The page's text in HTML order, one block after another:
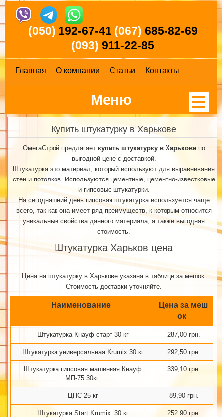
(050) 192-67-41 (067) 685-82-69
(093) 911-22-85
Главная О компании Статьи Контакты
Меню
Купить штукатурку в Харькове
ОмегаСтрой предлагает купить штукатурку в Харьковепо
выгодной цене с доставкой.
Штукатурка это материал, который используют для выравнивания
стен и потолков. Используются цементные, цементно-известковые
и гипсовые штукатурки.
На сегодняшний день гипсовая штукатурка используется чаще
всего, так как она имеет ряд преимуществ, к которым относится
уникальные свойства данного материала, а также выгодная
стоимость.
Штукатурка Харьков цена
Цена на штукатурку в Харькове указана в таблице за мешок.
Стоимость доставки уточняйте.
Наименование
Цена за меш
ок
Штукатурка Кнауф старт 30 кг 287,00 грн.
Штукатурка универсальная Krumix 30 кг 292,50 грн.
Штукатурка гипсовая машинная Кнауф
МП-75 30кг
339,10 грн.
ЦПС 25 кг 89,90 грн.
Штукатурка Start Krumix 30 кг 252.90 грн.